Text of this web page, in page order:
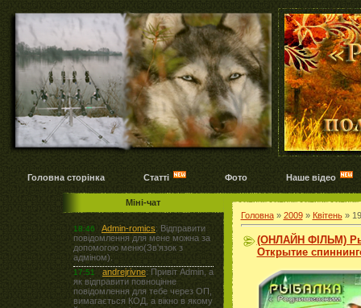
Головна сторінка Статті Фото Наше відео
Міні-чат
Головна» 2009 » Квітень » 19
(ОНЛАЙН ФІЛЬМ)
Открытие